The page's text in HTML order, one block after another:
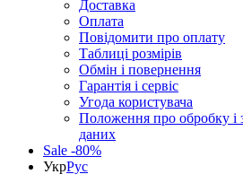
Доставка
Оплата
Повідомити про оплату
Таблиці розмірів
Обмін і повернення
Гарантія і сервіс
Угода користувача
Положення про обробку і
даних
Sale -80%
УкрРус